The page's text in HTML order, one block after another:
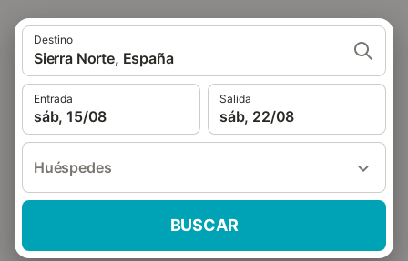
Destino
Sierra Norte, España
Entrada
sáb, 15/08
Salida
sáb, 22/08
Huéspedes
BUSCAR